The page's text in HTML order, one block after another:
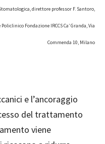
direttore professor F. Santoro,
Fondazione IRCCS Ca’ Granda, Via
Commenda 10, Milano
e l’ancoraggio
del trattamento
viene